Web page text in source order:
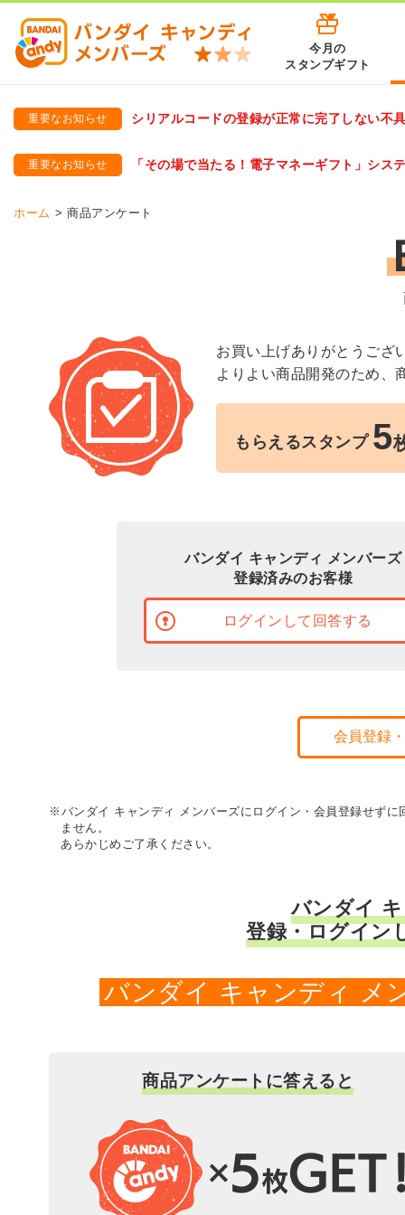
今月の
スタンプギフト
重要なお知らせ
シリアルコードの登録が正常に完了しない不
重要なお知らせ
「その場で当たる！電子マネーギフト」シス
ホーム 商品アンケート
お買い上げありがとうござ
よりよい商品開発のため、
もらえるスタンプ 5
バンダイ キャンディ メンバーズ
登録済みのお客様
ログインして回答する
会員登録
※バンダイ キャンディ メンバーズにログイン・会員登録せず
ません。
あらかじめご了承ください。
バンダイ
登録・ログイン
バンダイ キャンディ メ
商品アンケートに答えると